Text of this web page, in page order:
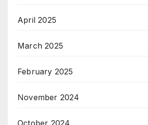
April 2025
March 2025
February 2025
November 2024